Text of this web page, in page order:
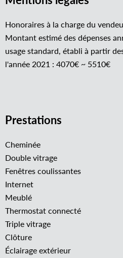
Honoraires à la charge du
Montant estimé des dépenses
usage standard, établi à partir
l'année 2021 : 4070€ ~ 5510€
Prestations
Cheminée
Double vitrage
Fenêtres coulissantes
Internet
Meublé
Thermostat connecté
Triple vitrage
Clôture
Éclairage extérieur